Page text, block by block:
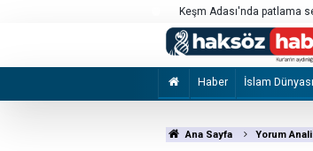
İzmir Büyükşehir
2 şüpheli tutuklandı
Haber İslam Dünyası
Ana Sayfa Yorum